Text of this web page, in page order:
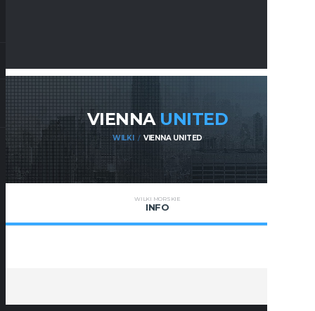
VIENNA UNITED
WILKI VIENNA UNITED
WILKI MORSKIE
INFO